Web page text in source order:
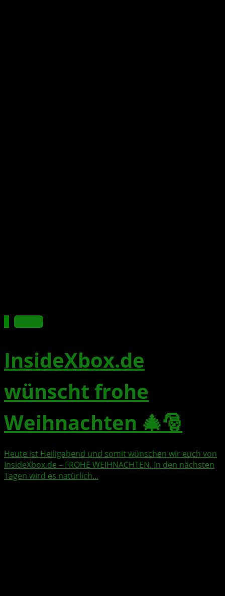
Intern
InsideXbox.de
wünscht frohe
Weihnachten 🎄🎅
Heute ist Heiligabend und somit wünschen wir euch von
InsideXbox.de – FROHE WEIHNACHTEN. In den nächsten
Tagen wird es natürlich...